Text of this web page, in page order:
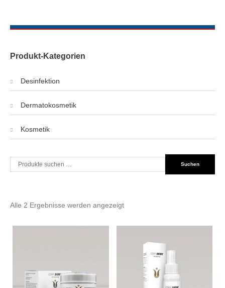
Alle 2 Ergebnisse werden angezeigt
Produkt-Kategorien
Desinfektion
Dermatokosmetik
Kosmetik
Suche
nach:
Suchen